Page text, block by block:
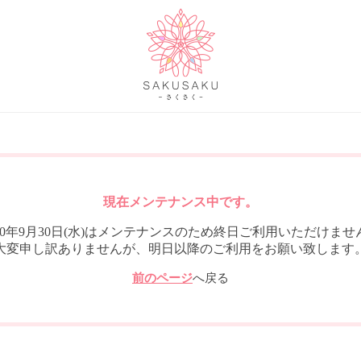
現在メンテナンス中です。
年9月30日(水)はメンテナンスのため終日ご利用いただけませ
変申し訳ありませんが、明日以降のご利用をお願い致します
前のページへ戻る